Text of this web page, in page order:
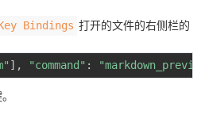
Bindings 打开的文件的右侧栏的
] , "command" :